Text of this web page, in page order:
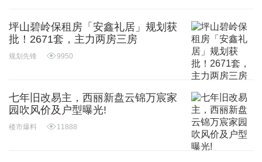
坪山碧岭保租房「安鑫礼居」规划获
批！2671套，主力两房三房
规划先锋 9950
七年旧改易主，西丽新盘云锦万宸家
园吹风价及户型曝光!
楼市爆料 11888